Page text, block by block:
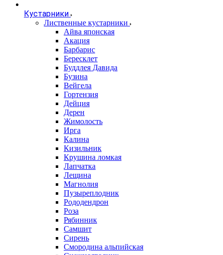
Кустарники
Лиственные кустарники
Айва японская
Акация
Барбарис
Бересклет
Буддлея Давида
Бузина
Вейгела
Гортензия
Дейция
Дерен
Жимолость
Ирга
Калина
Кизильник
Крушина ломкая
Лапчатка
Лещина
Магнолия
Пузыреплодник
Рододендрон
Роза
Рябинник
Самшит
Сирень
Смородина альпийская